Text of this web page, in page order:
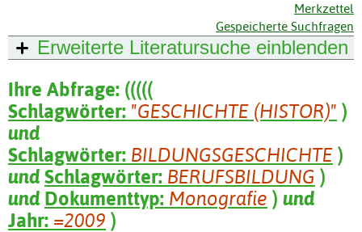
Merkzettel
Gespeicherte Suchfragen
Erweiterte Literatursuche einblenden
Ihre Abfrage: (((((
Schlagwörter: "GESCHICHTE (HISTOR)" )
und
Schlagwörter: BILDUNGSGESCHICHTE )
und Schlagwörter: BERUFSBILDUNG )
und Dokumenttyp: Monografie ) und
Jahr: =2009 )